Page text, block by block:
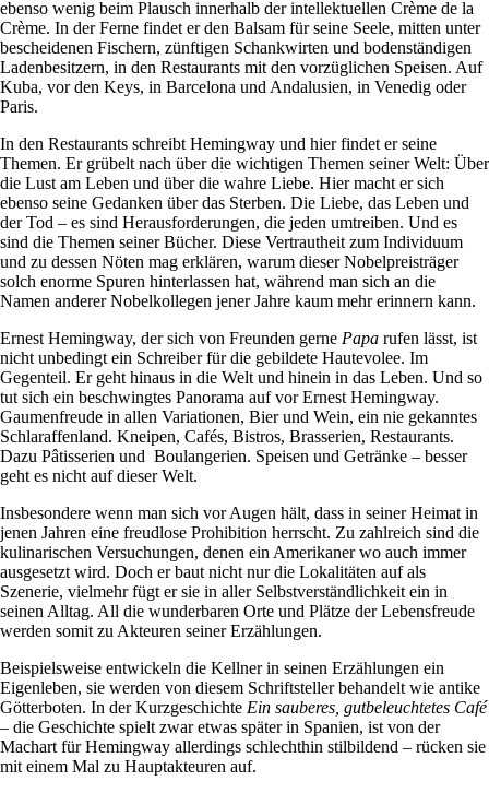
ebenso wenig beim Plausch innerhalb der intellektuellen Crème de la
Crème. In der Ferne findet er den Balsam für seine Seele, mitten unter
bescheidenen Fischern, zünftigen Schankwirten und bodenständigen
Ladenbesitzern, in den Restaurants mit den vorzüglichen Speisen. Auf
Kuba, vor den Keys, in Barcelona und Andalusien, in Venedig oder
Paris.
In den Restaurants schreibt Hemingway und hier findet er seine
Themen. Er grübelt nach über die wichtigen Themen seiner Welt: Über
die Lust am Leben und über die wahre Liebe. Hier macht er sich
ebenso seine Gedanken über das Sterben. Die Liebe, das Leben und
der Tod – es sind Herausforderungen, die jeden umtreiben. Und es
sind die Themen seiner Bücher. Diese Vertrautheit zum Individuum
und zu dessen Nöten mag erklären, warum dieser Nobelpreisträger
solch enorme Spuren hinterlassen hat, während man sich an die
Namen anderer Nobelkollegen jener Jahre kaum mehr erinnern kann.
Ernest Hemingway, der sich von Freunden gerne Papa rufen lässt, ist
nicht unbedingt ein Schreiber für die gebildete Hautevolee. Im
Gegenteil. Er geht hinaus in die Welt und hinein in das Leben. Und so
tut sich ein beschwingtes Panorama auf vor Ernest Hemingway.
Gaumenfreude in allen Variationen, Bier und Wein, ein nie gekanntes
Schlaraffenland. Kneipen, Cafés, Bistros, Brasserien, Restaurants.
Dazu Pâtisserien und Boulangerien. Speisen und Getränke – besser
geht es nicht auf dieser Welt.
Insbesondere wenn man sich vor Augen hält, dass in seiner Heimat in
jenen Jahren eine freudlose Prohibition herrscht. Zu zahlreich sind die
kulinarischen Versuchungen, denen ein Amerikaner wo auch immer
ausgesetzt wird. Doch er baut nicht nur die Lokalitäten auf als
Szenerie, vielmehr fügt er sie in aller Selbstverständlichkeit ein in
seinen Alltag. All die wunderbaren Orte und Plätze der Lebensfreude
werden somit zu Akteuren seiner Erzählungen.
Beispielsweise entwickeln die Kellner in seinen Erzählungen ein
Eigenleben, sie werden von diesem Schriftsteller behandelt wie antike
Götterboten. In der Kurzgeschichte Ein sauberes, gutbeleuchtetes Café
– die Geschichte spielt zwar etwas später in Spanien, ist von der
Machart für Hemingway allerdings schlechthin stilbildend – rücken sie
mit einem Mal zu Hauptakteuren auf.